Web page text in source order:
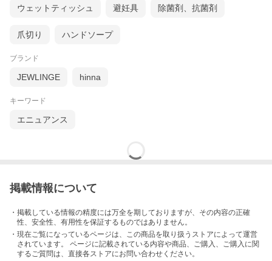
ウェットティッシュ 避妊具 除菌剤、抗菌剤
爪切り ハンドソープ
ブランド
JEWLINGE hinna
キーワード
エニュアンス
掲載情報について
・掲載している情報の精度には万全を期しておりますが、その内容の正確
性、安全性、有用性を保証するものではありません。
・現在ご覧になっているページは、この商品を取り扱うストアによって運営
されています。 ページに記載されている内容や商品、ご購入 、ご購入に関
するご質問は、直接各ストアにお問い合わせください。